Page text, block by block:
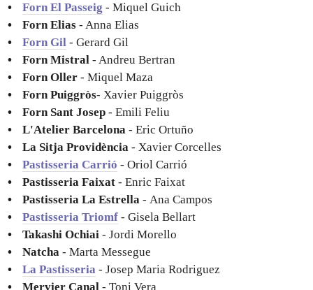
Forn El Passeig - Miquel Guich
Forn Elias - Anna Elias
Forn Gil - Gerard Gil
Forn Mistral - Andreu Bertran
Forn Oller - Miquel Maza
Forn Puiggròs- Xavier Puiggròs
Forn Sant Josep - Emili Feliu
L'Atelier Barcelona - Eric Ortuño
La Sitja Providència - Xavier Corcelles
Pastisseria Carrió - Oriol Carrió
Pastisseria Faixat - Enric Faixat
Pastisseria La Estrella - Ana Campos
Pastisseria Triomf - Gisela Bellart
Takashi Ochiai - Jordi Morello
Natcha - Marta Messegue
La Pastisseria - Josep Maria Rodriguez
Mervier Canal - Toni Vera